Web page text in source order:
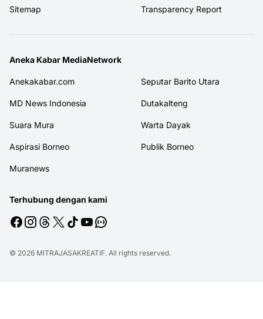
Sitemap Transparency Report
Aneka Kabar MediaNetwork
Anekakabar.com Seputar Barito Utara
MD News Indonesia Dutakalteng
Suara Mura Warta Dayak
Aspirasi Borneo Publik Borneo
Muranews
Terhubung dengan kami
© 2026 MITRAJASAKREATIF. All rights reserved.